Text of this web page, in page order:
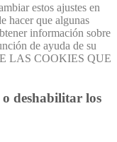
estos ajustes en
hacer que algunas
información sobre
de ayuda de su
LAS COOKIES QUE
deshabilitar los